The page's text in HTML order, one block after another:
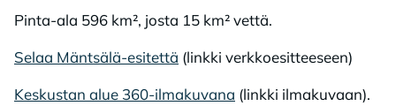
Pinta-ala 596 km², josta 15 km² vettä.
Selaa Mäntsälä-esitettä (linkki verkkoesitteeseen)
Keskustan alue 360-ilmakuvana (linkki ilmakuvaan).